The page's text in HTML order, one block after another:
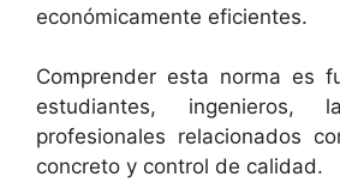
económicamente eficientes.
Comprender esta norma es
estudiantes, ingenieros,
profesionales relacionados
concreto y control de calidad.